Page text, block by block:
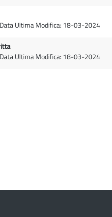
Ultima Modifica: 18-03-2024
Ultima Modifica: 18-03-2024